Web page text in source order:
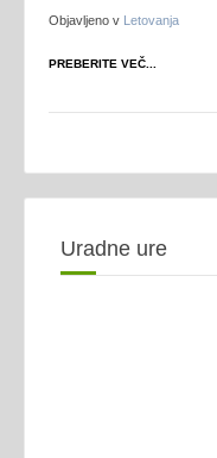
Objavljeno v Letovanja
PREBERITE VEČ...
Uradne ure